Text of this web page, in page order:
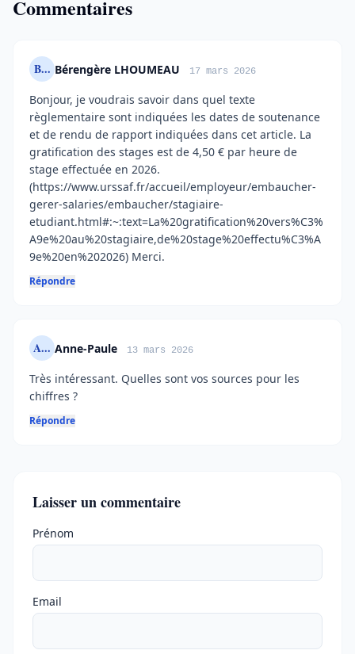
Commentaires
B... Bérengère LHOUMEAU 17 mars 2026
Bonjour, je voudrais savoir dans quel texte
règlementaire sont indiquées les dates de soutenance
et de rendu de rapport indiquées dans cet article. La
gratification des stages est de 4,50 € par heure de
stage effectuée en 2026.
(https://www.urssaf.fr/accueil/employeur/embaucher-
gerer-salaries/embaucher/stagiaire-
etudiant.html#:~:text=La%20gratification%20vers%C3%
A9e%20au%20stagiaire,de%20stage%20effectu%C3%A
9e%20en%202026) Merci.
Répondre
A... Anne-Paule 13 mars 2026
Très intéressant. Quelles sont vos sources pour les
chiffres ?
Répondre
Laisser un commentaire
Ne pas remplir
Prénom
Email